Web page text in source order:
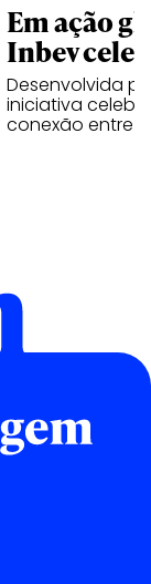
Em ação
Inbev
Desenvolvida
iniciativa
conexão entre